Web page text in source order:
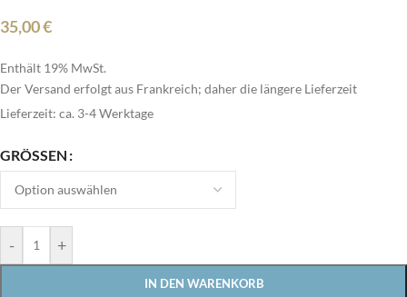
35,00€
Enthält 19% MwSt.
Der Versand erfolgt aus Frankreich; daher die längere Lieferzeit
Lieferzeit: ca. 3-4 Werktage
GRÖSSEN
- +
IN DEN WARENKORB